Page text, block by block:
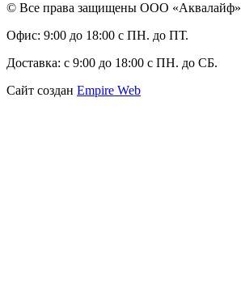
© Все права защищены ООО «Аквалайф»
Офис: 9:00 до 18:00 с ПН. до ПТ.
Доставка: с 9:00 до 18:00 с ПН. до СБ.
Сайт создан Empire Web